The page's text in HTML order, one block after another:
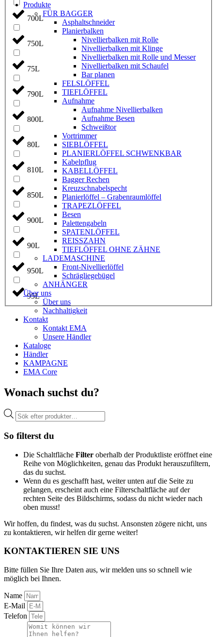
700L
750L
75L
790L
800L
80L
810L
850L
900L
90L
950L
95L
Produkte
FÜR BAGGER
Asphaltschneider
Planierbalken
Nivellierbalken mit Rolle
Nivellierbalken mit Klinge
Nivellierbalken mit Rolle und Messer
Nivellierbalken mit Schaufel
Bar planen
FELSLÖFFEL
TIEFLÖFFEL
Aufnahme
Aufnahme Nivellierbalken
Aufnahme Besen
Schweißtor
Vortrimmer
SIEBLÖFFEL
PLANIERLÖFFEL SCHWENKBAR
Kabelpflug
KABELLÖFFEL
Bagger Rechen
Kreuzschnabelspecht
Planierlöffel – Grabenraumlöffel
TRAPEZLÖFFEL
Besen
Palettengabeln
SPATENLÖFFEL
REISSZAHN
TIEFLÖFFEL OHNE ZÄHNE
LADEMASCHINE
Front-Nivellierlöffel
Schrägliegebügel
ANHÄNGER
Über uns
Über uns
Nachhaltigkeit
Kontakt
Kontakt EMA
Unsere Händler
Kataloge
Händler
KAMPAGNE
EMA Core
Wonach suchst du?
Products
search
So filterst du
Die Schaltfläche Filter oberhalb der Produktliste eröffnet eine
Reihe von Möglichkeiten, genau das Produkt herauszufiltern,
das du suchst.
Wenn du es geschafft hast, weiter unten auf die Seite zu
gelangen, erscheint auch eine Filterschaltfläche auf der
rechten Seite des Bildschirms, sodass du nicht wieder nach
oben musst!
Wir hoffen, du findest, was du suchst. Ansonsten zögere nicht, uns
zu kontaktieren, wir helfen dir gerne weiter!
KONTAKTIEREN SIE UNS
Bitte füllen Sie Ihre Daten aus, wir melden uns so schnell wie
möglich bei Ihnen.
Name
E-Mail
Telefon